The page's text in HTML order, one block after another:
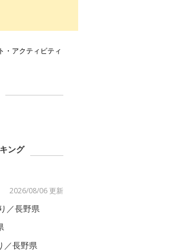
・アクティビティ
ング
2026/08/06 更新
／長野県
／長野県